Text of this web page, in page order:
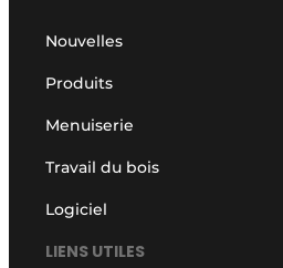
Nouvelles
Produits
Menuiserie
Travail du bois
Logiciel
LIENS UTILES